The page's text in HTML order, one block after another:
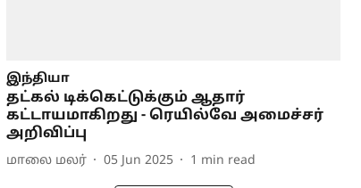
இந்தியா
தட்கல் டிக்கெட்டுக்கும் ஆதார்
கட்டாயமாகிறது - ரெயில்வே அமைச்சர்
அறிவிப்பு
மாலை மலர் 05 Jun 2025 1 min read